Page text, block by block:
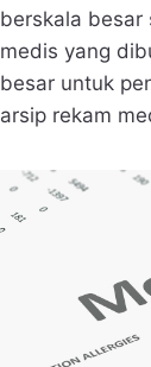
berskala besar
medis yang
besar untuk
arsip rekam